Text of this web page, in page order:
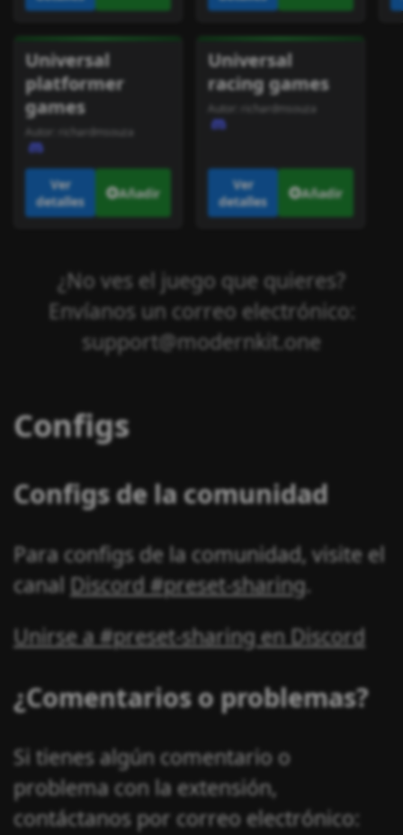
Universal
platformer
games
Autor: richardmsouza
Ver
detalles
Añadir
Universal
racing games
Autor: richardmsouza
Ver
detalles
Añadir
¿No ves el juego que quieres?
Envíanos un correo electrónico:
support@modernkit.one
Configs
Configs de la comunidad
Para configs de la comunidad, visite el
canal Discord #preset-sharing.
Unirse a #preset-sharing en Discord
¿Comentarios o problemas?
Si tienes algún comentario o
problema con la extensión,
contáctanos por correo electrónico: